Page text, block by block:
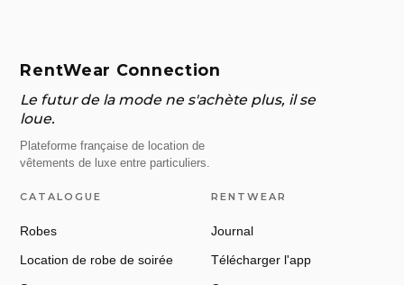
RentWear Connection
Le futur de la mode ne s'achète plus, il se
loue.
Plateforme française de location de
vêtements de luxe entre particuliers.
CATALOGUE
Robes
Location de robe de soirée
RENTWEAR
Journal
Télécharger l'app